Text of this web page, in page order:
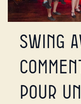
Swing
pour